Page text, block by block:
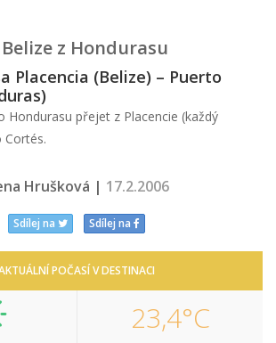
z Hondurasu
Placencia (Belize) – Puerto
Hondurasu přejet z Placencie (každý
Hrušková | 17.2.2006
Sdílej na Sdílej na
POČASÍ V DESTINACI
23,4°C